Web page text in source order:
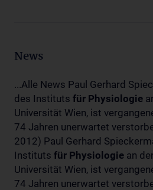
News
...Alle News Paul Gerhard
des Instituts für Physiologie
Universität Wien, ist
74 Jahren unerwartet
2012) Paul Gerhard
Instituts für Physiologie an
Universität Wien, ist
74 Jahren unerwartet